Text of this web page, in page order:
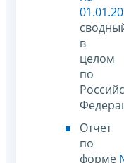
в
целом
по
Отчет
по
форме